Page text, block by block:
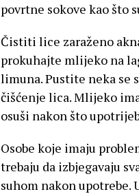
povrtne sokove kao što
Čistiti lice zaraženo
prokuhajte mlijeko na
limuna. Pustite neka se
čišćenje lica. Mlijeko
osuši nakon što
Osobe koje imaju
trebaju da izbjegavaju
suhom nakon upotrebe.